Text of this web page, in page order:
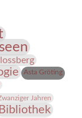
Asta Gröting
Jahren
Bibliothek